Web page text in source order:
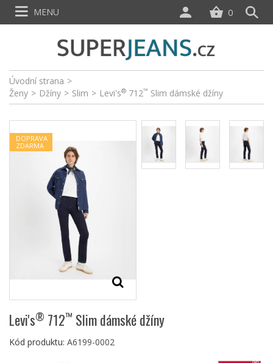
Úvodní strana >
Ženy > Džíny > Slim > Levi's® 712™ Slim dámské džíny
DOPRAVA
ZDARMA
Levi's® 712™ Slim dámské džíny
Kód produktu: A6199-0002
0
MENU